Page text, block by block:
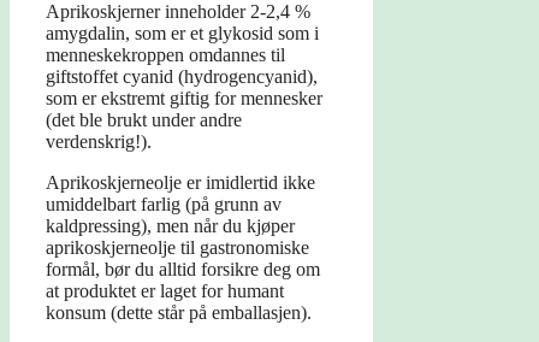
Aprikoskjerner inneholder 2-2,4 %
amygdalin, som er et glykosid som i
menneskekroppen omdannes til
giftstoffet cyanid (hydrogencyanid),
som er ekstremt giftig for mennesker
(det ble brukt under andre
verdenskrig!).
Aprikoskjerneolje er imidlertid ikke
umiddelbart farlig (på grunn av
kaldpressing), men når du kjøper
aprikoskjerneolje til gastronomiske
formål, bør du alltid forsikre deg om
at produktet er laget for humant
konsum (dette står på emballasjen).